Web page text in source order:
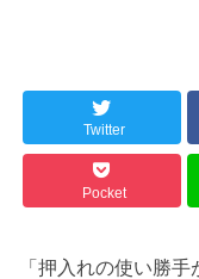
Twitter
Pocket
「押入れの使い勝